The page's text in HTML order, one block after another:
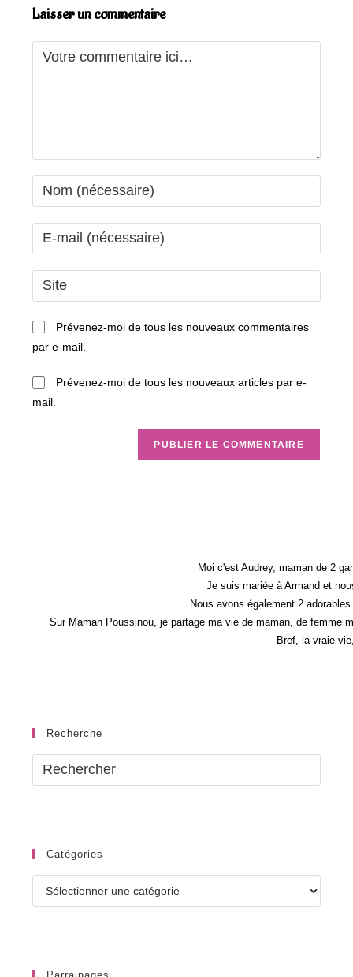
Laisser un commentaire
Comment
Enter
your
name
comment
Enter
your
email
address
comment
Saisir
l’URL
de
(facultatif)
Prévenez-moi de tous les nouveaux commentaires
par e-mail.
Prévenez-moi de tous les nouveaux articles par e-
mail.
Moi c'est Audrey, maman de 2
Je suis mariée à Armand et
Nous avons également 2
Sur Maman Poussinou, je partage ma vie de maman, de femme
Bref, la vraie
Recherche
Catégories